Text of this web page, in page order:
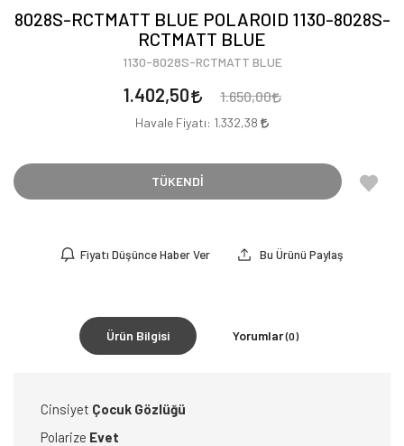
8028S-RCTMATT BLUE POLAROID 1130-8028S-
RCTMATT BLUE
1130-8028S-RCTMATT BLUE
1.402,50 1.650,00
Havale Fiyatı: 1.332,38
TÜKENDİ
Fiyatı Düşünce Haber Ver Bu Ürünü Paylaş
Ürün Bilgisi Yorumlar(0)
Cinsiyet Çocuk Gözlüğü
Polarize Evet